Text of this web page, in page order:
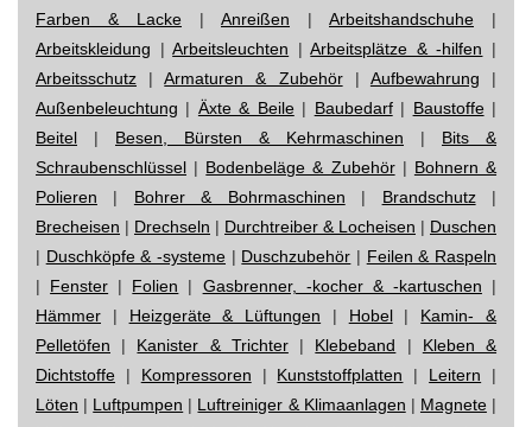
Farben & Lacke | Anreißen | Arbeitshandschuhe |
Arbeitskleidung |Arbeitsleuchten |Arbeitsplätze & -hilfen |
Arbeitsschutz |Armaturen & Zubehör| Aufbewahrung |
Außenbeleuchtung | Äxte & Beile| Baubedarf| Baustoffe|
Beitel | Besen, Bürsten & Kehrmaschinen | Bits &
Schraubenschlüssel | Bodenbeläge & Zubehör| Bohnern &
Polieren | Bohrer & Bohrmaschinen | Brandschutz|
Brecheisen | Drechseln | Durchtreiber & Locheisen | Duschen
| Duschköpfe & -systeme | Duschzubehör | Feilen & Raspeln
| Fenster | Folien | Gasbrenner, -kocher & -kartuschen |
Hämmer | Heizgeräte & Lüftungen | Hobel| Kamin- &
Pelletöfen | Kanister & Trichter| Klebeband | Kleben &
Dichtstoffe | Kompressoren | Kunststoffplatten | Leitern |
Löten | Luftpumpen | Luftreiniger & Klimaanlagen | Magnete|